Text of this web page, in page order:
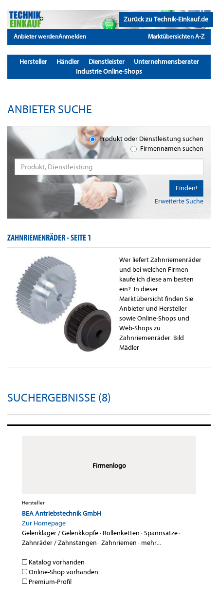
Zurück zu Technik-Einkauf.de
Anbieter werdenAnmelden Marktübersichten A-Z
Hersteller Händler Dienstleister
Unternehmensberater
Industrie Online-Shops
ANBIETER SUCHE
Produkt oder Dienstleistung suchen
Firmennamen suchen
Erweiterte Suche
Finden!
ZAHNRIEMENRÄDER -SEITE 1
Wer liefert Zahnriemenräder
und bei welchen Firmen
kaufe ich diese am besten
ein? In dieser
Marktübersicht finden Sie
Anbieter und Hersteller
sowie Online-Shops und
Web-Shops zu
Zahnriemenräder. Bild
Mädler
SUCHERGEBNISSE (8)
Firmenlogo
Hersteller
BEA Antriebstechnik GmbH
Zur Homepage
Gelenklager / Gelenkköpfe· Rollenketten ·Spannsätze·
Zahnräder / Zahnstangen ·Zahnriemen · mehr...
Katalog vorhanden
Online-Shop vorhanden
Premium-Profil